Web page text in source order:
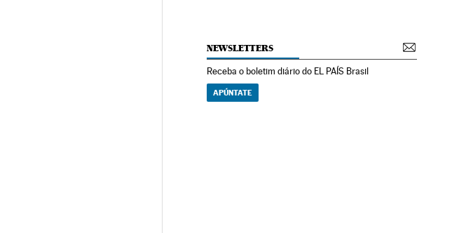
NEWSLETTERS
Receba o boletim diário do EL PAÍS Brasil
APÚNTATE